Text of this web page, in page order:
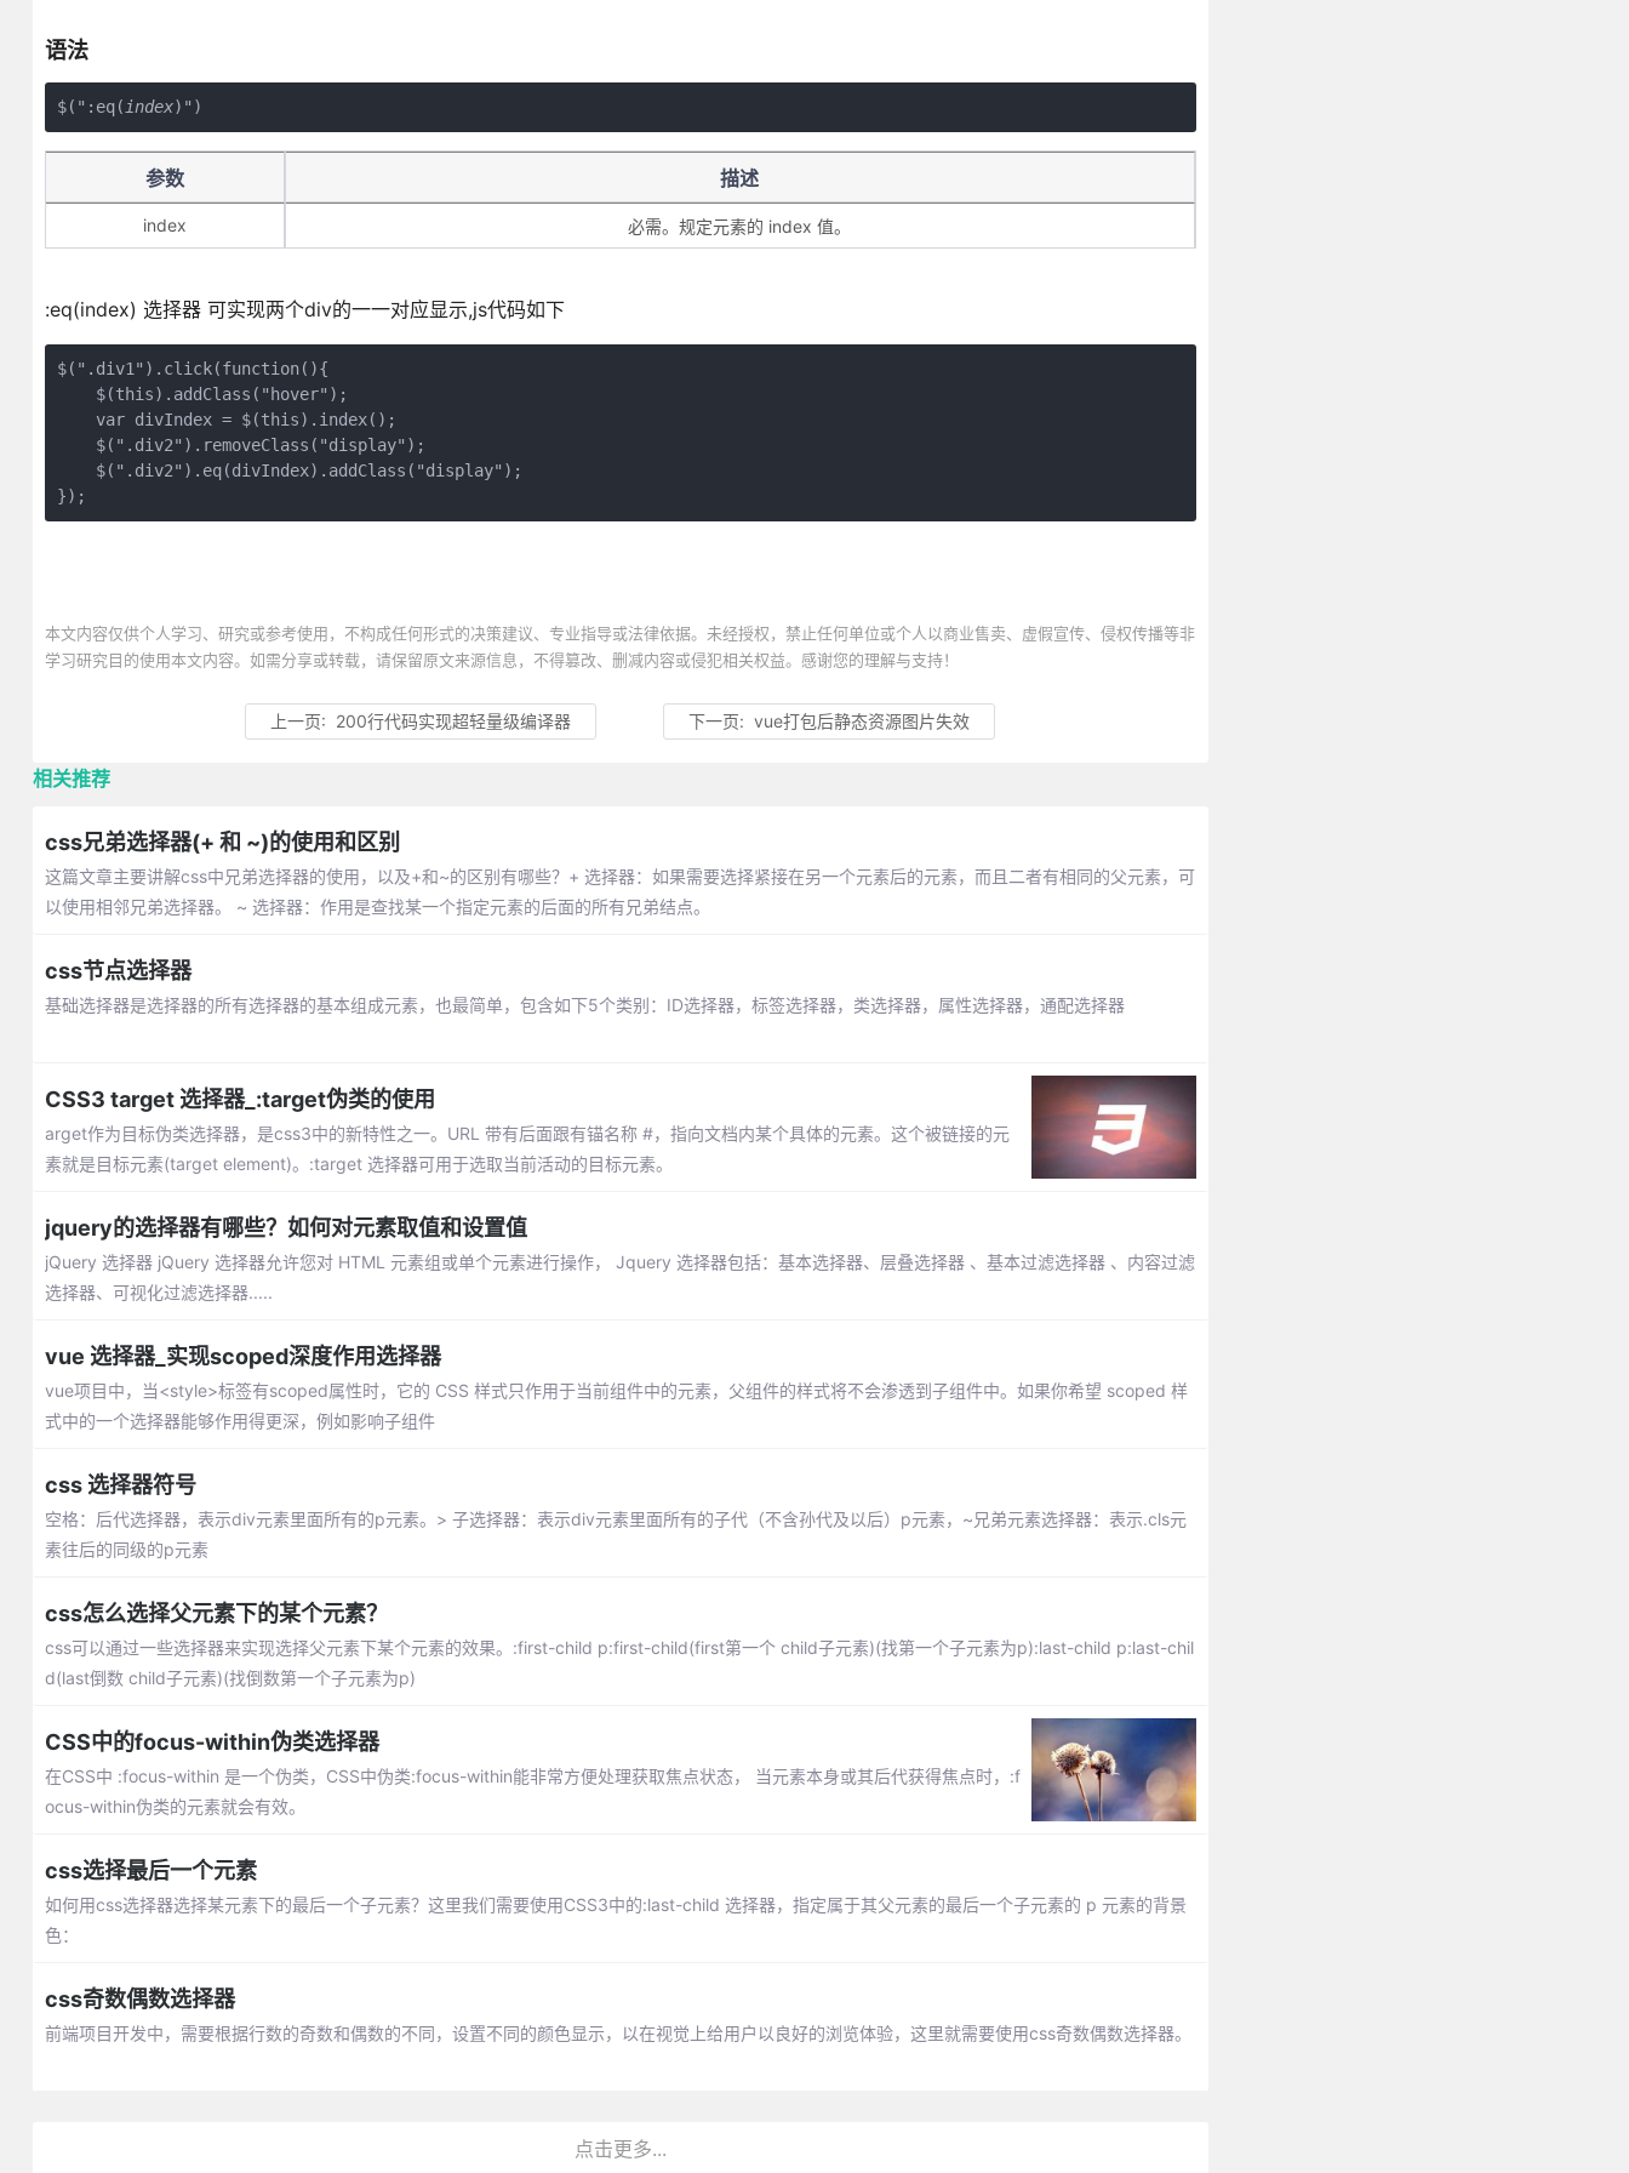
语法
$(":eq( index)")
参数 描述
index 必需。规定元素的 index 值。
:eq(index) 选择器 可实现两个div的一一对应显示,js代码如下
$(".div1").click(function(){
$(this).addClass("hover");
var divIndex = $(this).index();
$(".div2").removeClass("display");
$(".div2").eq(divIndex).addClass("display");
});
本文内容仅供个人学习、研究或参考使用，不构成任何形式的决策建议、专业指导或法律依据。未经授权，禁止任何单位或个人以商业售卖、虚假宣传、侵权传播等非
学习研究目的使用本文内容。如需分享或转载，请保留原文来源信息，不得篡改、删减内容或侵犯相关权益。感谢您的理解与支持！
上一页: 200行代码实现超轻量级编译器 下一页:vue打包后静态资源图片失效
相关推荐
css兄弟选择器(+ 和 ~)的使用和区别
这篇文章主要讲解css中兄弟选择器的使用，以及+和~的区别有哪些？+ 选择器：如果需要选择紧接在另一个元素后的元素，而且二者有相同的父元素，可
以使用相邻兄弟选择器。 ~ 选择器：作用是查找某一个指定元素的后面的所有兄弟结点。
css节点选择器
基础选择器是选择器的所有选择器的基本组成元素，也最简单，包含如下5个类别：ID选择器，标签选择器，类选择器，属性选择器，通配选择器
CSS3 target 选择器_:target伪类的使用
arget作为目标伪类选择器，是css3中的新特性之一。URL 带有后面跟有锚名称 #，指向文档内某个具体的元素。这个被链接的元
素就是目标元素(target element)。:target 选择器可用于选取当前活动的目标元素。
jquery的选择器有哪些？如何对元素取值和设置值
jQuery 选择器 jQuery 选择器允许您对 HTML 元素组或单个元素进行操作， Jquery 选择器包括：基本选择器、层叠选择器 、基本过滤选择器 、内容过滤
选择器、可视化过滤选择器.....
vue 选择器_实现scoped深度作用选择器
vue项目中，当<style>标签有scoped属性时，它的 CSS 样式只作用于当前组件中的元素，父组件的样式将不会渗透到子组件中。如果你希望 scoped 样
式中的一个选择器能够作用得更深，例如影响子组件
css 选择器符号
空格：后代选择器，表示div元素里面所有的p元素。> 子选择器：表示div元素里面所有的子代（不含孙代及以后）p元素，~兄弟元素选择器：表示.cls元
素往后的同级的p元素
css怎么选择父元素下的某个元素？
css可以通过一些选择器来实现选择父元素下某个元素的效果。:first-child p:first-child(first第一个 child子元素)(找第一个子元素为p):last-child p:last-chil
d(last倒数 child子元素)(找倒数第一个子元素为p)
CSS中的focus-within伪类选择器
在CSS中 :focus-within 是一个伪类，CSS中伪类:focus-within能非常方便处理获取焦点状态， 当元素本身或其后代获得焦点时，:f
ocus-within伪类的元素就会有效。
css选择最后一个元素
如何用css选择器选择某元素下的最后一个子元素？这里我们需要使用CSS3中的:last-child 选择器，指定属于其父元素的最后一个子元素的 p 元素的背景
色：
css奇数偶数选择器
前端项目开发中，需要根据行数的奇数和偶数的不同，设置不同的颜色显示，以在视觉上给用户以良好的浏览体验，这里就需要使用css奇数偶数选择器。
点击更多...